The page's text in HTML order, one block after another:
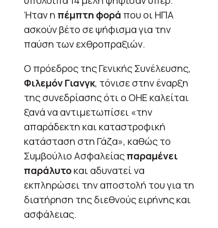
Ήταν η πέμπτη φορά που οι ΗΠΑ
ασκούν βέτο σε ψήφισμα για την
παύση των εχθροπραξιών.
Ο πρόεδρος της Γενικής Συνέλευσης,
Φιλεμόν Γιανγκ, τόνισε στην έναρξη
της συνεδρίασης ότι ο ΟΗΕ καλείται
ξανά να αντιμετωπίσει «την
απαράδεκτη και καταστροφική
κατάσταση στη Γάζα», καθώς το
Συμβούλιο Ασφαλείαςπαραμένει
παράλυτοκαι αδυνατεί να
εκπληρώσει την αποστολή του για τη
διατήρηση της διεθνούς ειρήνης και
ασφάλειας.